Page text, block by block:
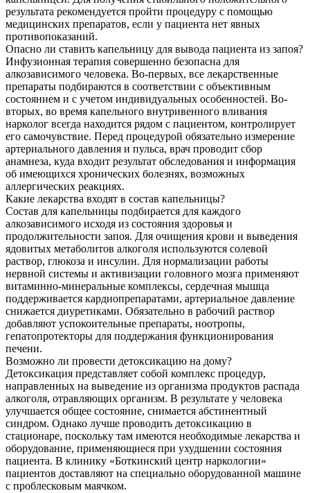
результата рекомендуется пройти процедуру с помощью
медицинских препаратов, если у пациента нет явных
противопоказаний.
Опасно ли ставить капельницу для вывода пациента из запоя?
Инфузионная терапия совершенно безопасна для
алкозависимого человека. Во-первых, все лекарственные
препараты подбираются в соответствии с объективным
состоянием и с учетом индивидуальных особенностей. Во-
вторых, во время капельного внутривенного вливания
нарколог всегда находится рядом с пациентом, контролирует
его самочувствие. Перед процедурой обязательно измерение
артериального давления и пульса, врач проводит сбор
анамнеза, куда входит результат обследования и информация
об имеющихся хронических болезнях, возможных
аллергических реакциях.
Какие лекарства входят в состав капельницы?
Состав для капельницы подбирается для каждого
алкозависимого исходя из состояния здоровья и
продолжительности запоя. Для очищения крови и выведения
ядовитых метаболитов алкоголя используются солевой
раствор, глюкоза и инсулин. Для нормализации работы
нервной системы и активизации головного мозга применяют
витаминно-минеральные комплексы, сердечная мышца
поддерживается кардиопрепаратами, артериальное давление
снижается диуретиками. Обязательно в рабочий раствор
добавляют успокоительные препараты, ноотропы,
гепатопротекторы для поддержания функционирования
печени.
Возможно ли провести детоксикацию на дому?
Детоксикация представляет собой комплекс процедур,
направленных на выведение из организма продуктов распада
алкоголя, отравляющих организм. В результате у человека
улучшается общее состояние, снимается абстинентный
синдром. Однако лучше проводить детоксикацию в
стационаре, поскольку там имеются необходимые лекарства и
оборудование, применяющиеся при ухудшении состояния
пациента. В клинику «Боткинский центр наркологии»
пациентов доставляют на специально оборудованной машине
с проблесковым маячком.